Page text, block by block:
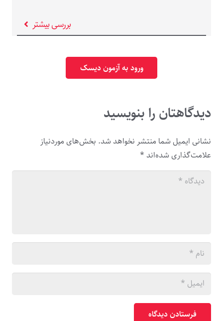
بررسی بیشتر
ورود به آزمون دیسک
دیدگاهتان را بنویسید
نشانی ایمیل شما منتشر نخواهد شد. بخش‌های موردنیاز
علامت‌گذاری شده‌اند *
فرستادن دیدگاه